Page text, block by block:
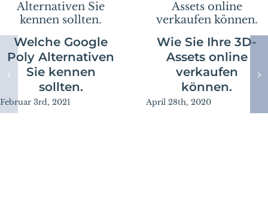
Welche Google
Poly Alternativen
Sie kennen
sollten.
Februar 3rd, 2021
Wie Sie Ihre 3D-
Assets online
verkaufen
können.
April 28th, 2020